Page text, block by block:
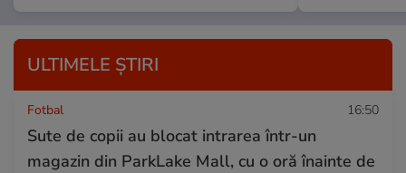
ULTIMELE ȘTIRI
Fotbal 16:50
Sute de copii au blocat intrarea într-un
magazin din ParkLake Mall, cu o oră înainte de